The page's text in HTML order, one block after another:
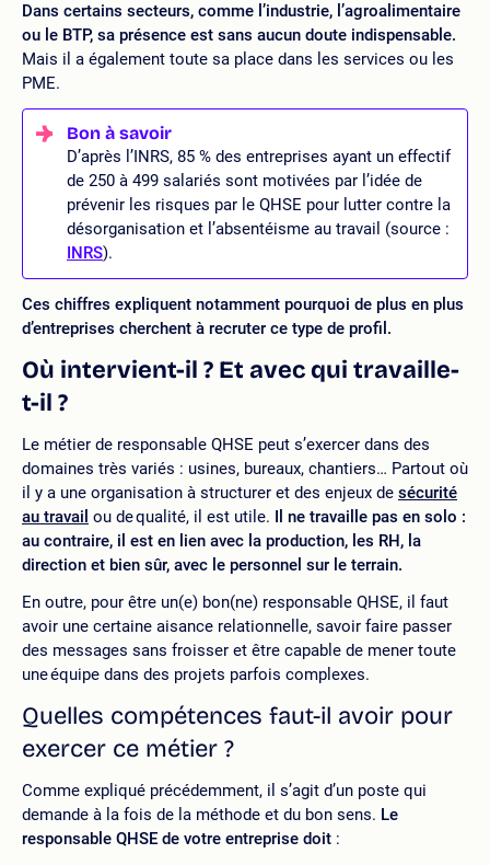
Dans certains secteurs, comme l’industrie, l’agroalimentaire
ou le BTP, sa présence est sans aucun doute indispensable.
Mais il a également toute sa place dans les services ou les
PME.
D’après l’INRS, 85 % des entreprises ayant un effectif
de 250 à 499 salariés sont motivées par l’idée de
prévenir les risques par le QHSE pour lutter contre la
désorganisation et l’absentéisme au travail (source :
INRS).
Ces chiffres expliquent notamment pourquoi de plus en plus
d’entreprises cherchent à recruter ce type de profil.
Où intervient-il ? Et avec qui travaille-
t-il ?
Le métier de responsable QHSE peut s’exercer dans des
domaines très variés : usines, bureaux, chantiers… Partout où
il y a une organisation à structurer et des enjeux de sécurité
au travail ou de qualité, il est utile. Il ne travaille pas en solo :
au contraire, il est en lien avec la production, les RH, la
direction et bien sûr, avec le personnel sur le terrain.
En outre, pour être un(e) bon(ne) responsable QHSE, il faut
avoir une certaine aisance relationnelle, savoir faire passer
des messages sans froisser et être capable de mener toute
une équipe dans des projets parfois complexes.
Quelles compétences faut-il avoir pour
exercer ce métier ?
Comme expliqué précédemment, il s’agit d’un poste qui
demande à la fois de la méthode et du bon sens. Le
responsable QHSE de votre entreprise doit :